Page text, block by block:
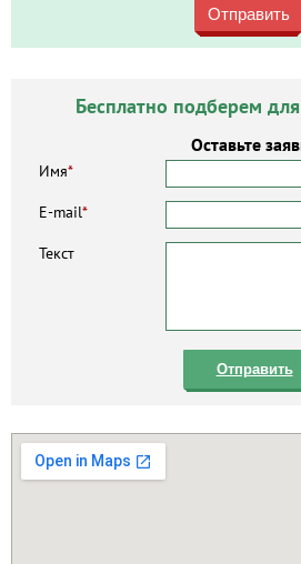
Отправить
Бесплатно подберем
Оставьте
Имя*
E-mail*
Текст
Отправить